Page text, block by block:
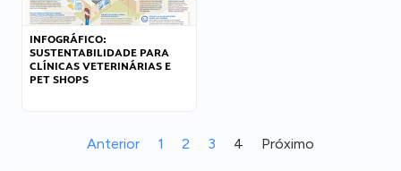
INFOGRÁFICO:
SUSTENTABILIDADE PARA
CLÍNICAS VETERINÁRIAS E
PET SHOPS
Anterior 1 2 3 4 Próximo